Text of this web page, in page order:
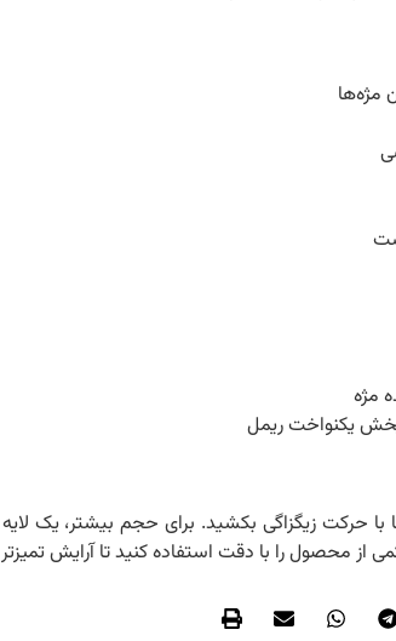
مژه‌ها
مژه
یکنواخت ریمل
با حرکت زیگزاگی بکشید. برای حجم بیشتر، یک
از محصول را با دقت استفاده کنید تا آرایش